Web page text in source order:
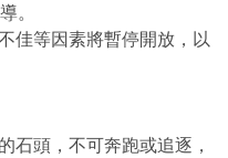
。
佳等因素將暫停開放，以
石頭，不可奔跑或追逐，